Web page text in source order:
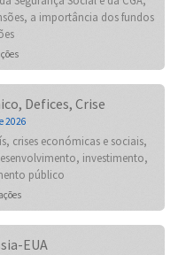
a importância dos fundos
Defices, Crise
2026
crises económicas e sociais,
investimento,
público
EUA